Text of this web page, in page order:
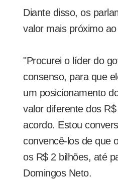
Diante disso, os
valor mais próximo
"Procurei o líder do
consenso, para que
um posicionamento
valor diferente dos
acordo. Estou
convencê-los de que
os R$ 2 bilhões, até
Domingos Neto.